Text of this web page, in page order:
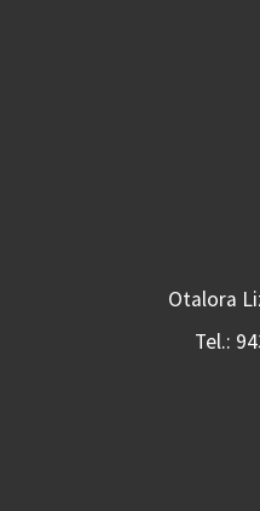
Otalora
Tel.: